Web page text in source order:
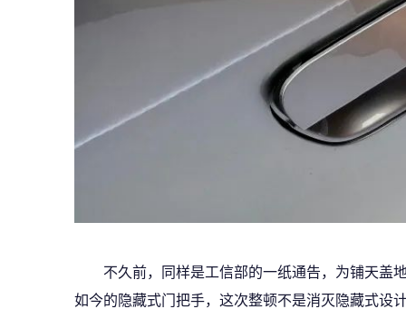
不久前，同样是工信部的一纸通告，为铺天盖
如今的隐藏式门把手，这次整顿不是消灭隐藏式设